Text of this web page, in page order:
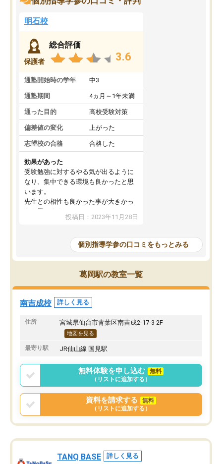
明石校
保護者
総合評価
3.6
通塾開始時の学年 中3
通塾期間 4ヵ月～1年未満
通った目的 高校受験対策
偏差値の変化 上がった
志望校の合格 合格した
効果があった
受験勉強に対するやる気が出るように
なり、集中できる環境も良かったと思
います。
先生との相性も良かった事が大きかっ
たと思います。
投稿日：2023年11月28日
個別指導学参の口コミをもっとみる
葛岡駅の教室一覧
南吉成校 詳しく見る
住所 宮城県仙台市青葉区南吉成2-17-3 2F
地図を見る
最寄り駅 JR仙山線 国見駅
無料体験を申し込む
無料
（リストに追加する）
資料を請求する
無料
（リストに追加する）
TANQ BASE 詳しく見る